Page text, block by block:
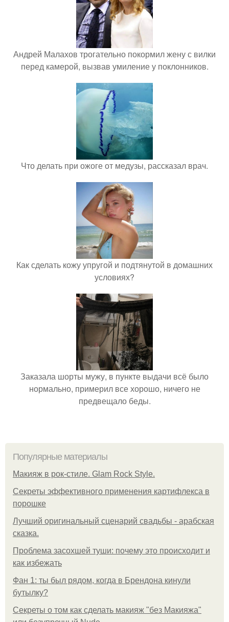
Андрей Малахов трогательно покормил жену с вилки
перед камерой, вызвав умиление у поклонников.
Что делать при ожоге от медузы, рассказал врач.
Как сделать кожу упругой и подтянутой в домашних
условиях?
Заказала шорты мужу, в пункте выдачи всё было
нормально, примерил все хорошо, ничего не
предвещало беды.
Популярные материалы
Макияж в рок-стиле. Glam Rock Style.
Секреты эффективного применения картифлекса в
порошке
Лучший оригинальный сценарий свадьбы - арабская
сказка.
Проблема засохшей туши: почему это происходит и
как избежать
Фан 1: ты был рядом, когда в Брендона кинули
бутылку?
Секреты о том как сделать макияж "без Макияжа"